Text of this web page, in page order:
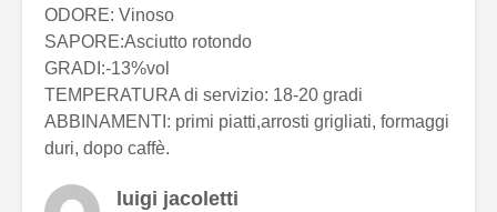
ODORE: Vinoso
SAPORE:Asciutto rotondo
GRADI:-13%vol
TEMPERATURA di servizio: 18-20 gradi
ABBINAMENTI: primi piatti,arrosti grigliati, formaggi
duri, dopo caffè.
luigi jacoletti